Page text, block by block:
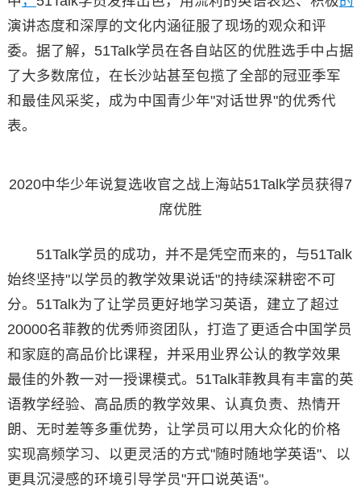
演讲态度和深厚的文化内涵征服了现场的观众和评
委。据了解，51Talk学员在各自站区的优胜选手中占据
了大多数席位，在长沙站甚至包揽了全部的冠亚季军
和最佳风采奖，成为中国青少年"对话世界"的优秀代
表。
2020中华少年说复选收官之战上海站51Talk学员获得7
席优胜
51Talk学员的成功，并不是凭空而来的，与51Talk
始终坚持"以学员的教学效果说话"的持续深耕密不可
分。51Talk为了让学员更好地学习英语，建立了超过
20000名菲教的优秀师资团队，打造了更适合中国学员
和家庭的高品价比课程，并采用业界公认的教学效果
最佳的外教一对一授课模式。51Talk菲教具有丰富的英
语教学经验、高品质的教学效果、认真负责、热情开
朗、无时差等多重优势，让学员可以用大众化的价格
实现高频学习、以更灵活的方式"随时随地学英语"、以
更具沉浸感的环境引导学员"开口说英语"。